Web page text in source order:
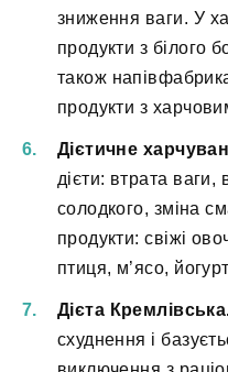
зниження ваги. У
продукти з білого
також
продукти з
Дієтичне
дієти: втрата
солодкого, зміна
продукти: свіжі
птиця, м’ясо,
Дієта
схуднення і